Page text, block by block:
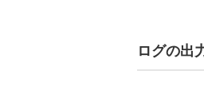
ログの出